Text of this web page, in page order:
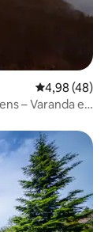
4,98 de uma
4,98 (48)
– Varanda e